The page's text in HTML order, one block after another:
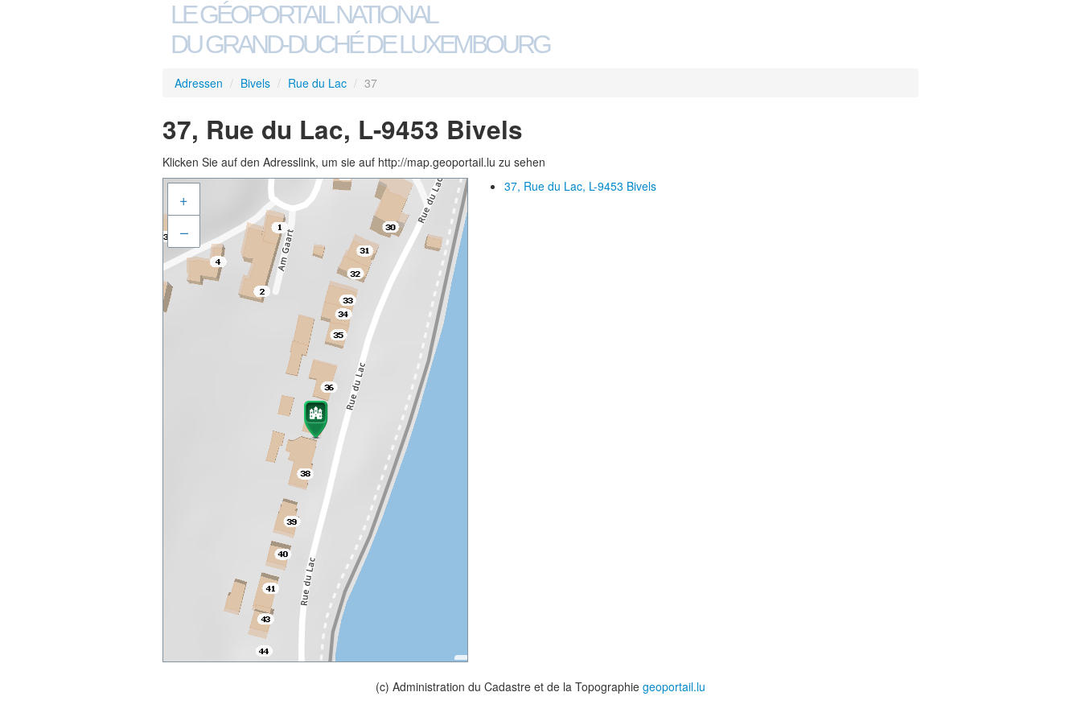
LE GÉOPORTAIL NATIONAL
DU GRAND-DUCHÉ DE LUXEMBOURG
Adressen / Bivels / Rue du Lac / 37
37, Rue du Lac, L-9453 Bivels
Klicken Sie auf den Adresslink, um sie auf http://map.geoportail.lu zu sehen
+
–
37, Rue du Lac, L-9453 Bivels
(c) Administration du Cadastre et de la Topographie geoportail.lu